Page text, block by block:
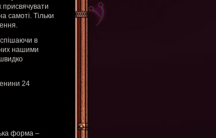
самоті. Тільки
в
нашими
24
форма –